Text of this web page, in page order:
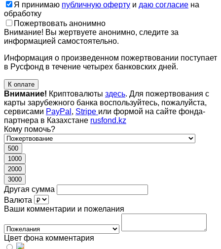
Я принимаю публичную оферту и даю согласие на
обработку
Пожертвовать анонимно
Внимание! Вы жертвуете анонимно, следите за
информацией самостоятельно.
Информация о произведенном пожертвовании поступает
в Русфонд в течение четырех банковских дней.
К оплате
Внимание! Криптовалюты здесь. Для пожертвования с
карты зарубежного банка воспользуйтесь, пожалуйста,
сервисами PayPal , Stripe или формой на сайте фонда-
партнера в Казахстане rusfond.kz
Кому помочь?
500
1000
2000
3000
Другая сумма
Валюта
Ваши комментарии и пожелания
Цвет фона комментария